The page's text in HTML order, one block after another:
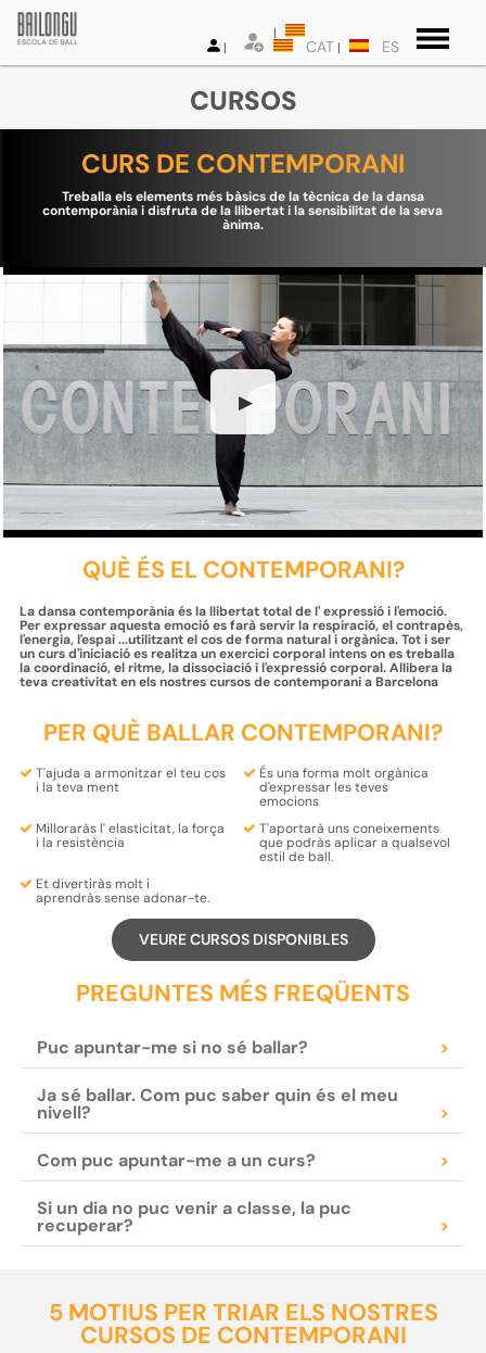
CAT ES
CURSOS
CURS DE CONTEMPORANI
Treballa els elements més bàsics de la tècnica de la dansa
contemporània i disfruta de la llibertat i la sensibilitat de la seva
ànima.
▶
QUÈ ÉS EL CONTEMPORANI?
La dansa contemporània és la llibertat total de l' expressió i l'emoció.
Per expressar aquesta emoció es farà servir la respiració, el contrapès,
l'energia, l'espai ...utilitzant el cos de forma natural i orgànica. Tot i ser
un curs d'iniciació es realitza un exercici corporal intens on es treballa
la coordinació, el ritme, la dissociació i l'expressió corporal. Allibera la
teva creativitat en els nostres cursos de contemporani a Barcelona
PER QUÈ BALLAR CONTEMPORANI?
T'ajuda a armonitzarel teu cos
i la teva ment
És una forma moltorgànica
d'expressarles teves
emocions
Milloraràs l'elasticitat, la força
i la resistència
T'aportarà uns coneixements
quepodràs aplicar a qualsevol
estil de ball.
Et divertiràs molt i
aprendràssense adonar-te.
VEURE CURSOS DISPONIBLES
PREGUNTES MÉS FREQÜENTS
Puc apuntar-me si no sé ballar? >
Ja sé ballar. Com puc saber quin és el meu
nivell? >
Com puc apuntar-me a un curs? >
Si un dia no puc venir a classe, la puc
recuperar? >
5 MOTIUS PER TRIAR ELS NOSTRES
CURSOS DE CONTEMPORANI